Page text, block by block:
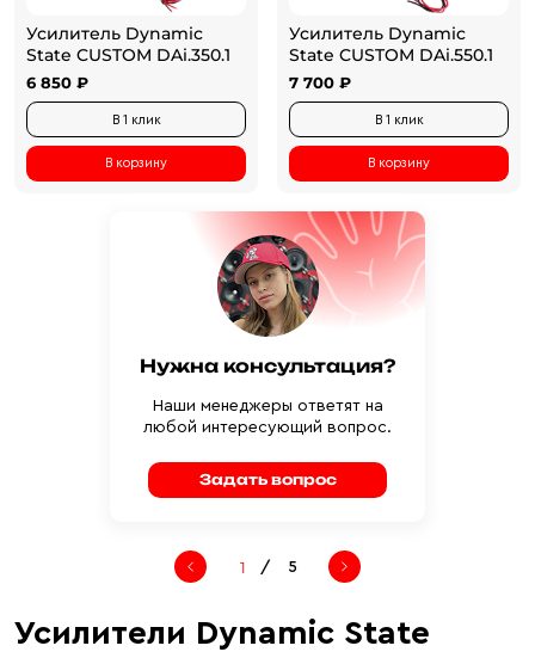
Усилитель Dynamic
State CUSTOM DAi.350.1
6 850 ₽
В 1 клик
В корзину
Усилитель Dynamic
State CUSTOM DAi.550.1
7 700 ₽
В 1 клик
В корзину
Нужна консультация?
Наши менеджеры ответят на
любой интересующий вопрос.
Задать вопрос
/ 5
Усилители Dynamic State